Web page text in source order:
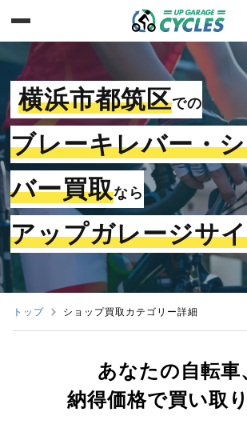
横浜市都筑区での
ブレーキレバー・
バー買取なら
アップガレージサ
トップ ショップ買取カテゴリー詳細
あなたの自転車
納得価格で買い取